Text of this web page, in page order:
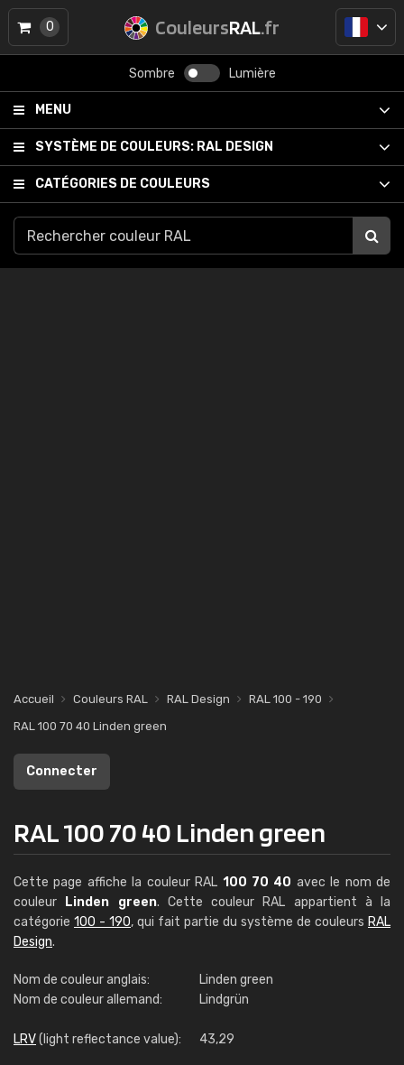
CouleursRAL.fr
Sombre Lumière
MENU
SYSTÈME DE COULEURS: RAL DESIGN
CATÉGORIES DE COULEURS
0
Accueil Couleurs RAL RAL Design
RAL 100 - 190
RAL 100 70 40 Linden green
Connecter
RAL 100 70 40 Linden green
Cette page affiche la couleur RAL 100 70 40 avec le nom de
couleur
Linden green. Cette couleur RAL appartient à la
catégorie 100 - 190, qui fait partie du système de couleurs RAL
Design.
Nom de couleur anglais:
Linden green
Nom de couleur allemand:
Lindgrün
LRV(light reflectance value): 43,29